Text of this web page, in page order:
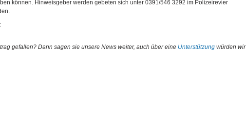
können. Hinweisgeber werden gebeten sich unter 0391/546 3292 im Polizeirevier
gefallen? Dann sagen sie unsere News weiter, auch über eine Unterstützung würden wir